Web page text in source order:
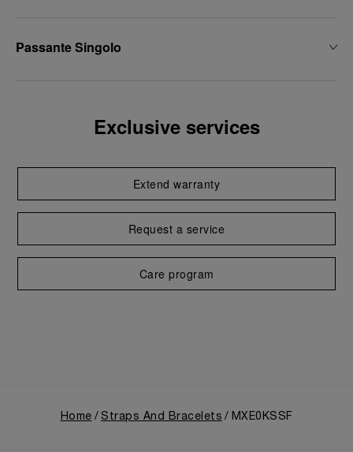
Passante Singolo
Exclusive services
Extend warranty
Request a service
Care program
Home Straps And Bracelets MXE0KSSF